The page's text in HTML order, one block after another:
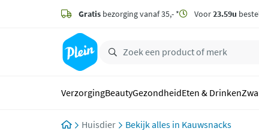
zoeken
hoofdinhoud
Gratis bezorging vanaf 35,- * Voor23.59u
VerzorgingBeautyGezondheidEten & Drinken
Huisdier Kauwsnacks